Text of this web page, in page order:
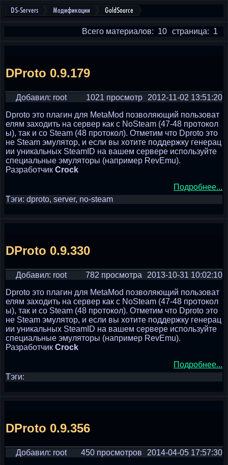
DS-Servers Модификации GoldSource
страница: 1
Всего материалов: 10
DProto 0.9.179
Добавил: root 2012-11-02 13:51:20
1021 просмотр
Dproto это плагин для MetaMod позволяющий пользоват
елям заходить на сервер как с NoSteam (47-48 протокол
ы), так и со Steam (48 протокол). Отметим что Dproto это
не Steam эмулятор, и если вы хотите поддержку генерац
ии уникальных SteamID на вашем сервере используйте
специальные эмуляторы (например RevEmu).
Разработчик Crock
Подробнее...
Тэги: dproto, server, no-steam
DProto 0.9.330
Добавил: root 2013-10-31 10:02:10
782 просмотра
Dproto это плагин для MetaMod позволяющий пользоват
елям заходить на сервер как с NoSteam (47-48 протокол
ы), так и со Steam (48 протокол). Отметим что Dproto это
не Steam эмулятор, и если вы хотите поддержку генерац
ии уникальных SteamID на вашем сервере используйте
специальные эмуляторы (например RevEmu).
Разработчик Crock
Подробнее...
Тэги:
DProto 0.9.356
Добавил: root 2014-04-05 17:57:30
450 просмотров